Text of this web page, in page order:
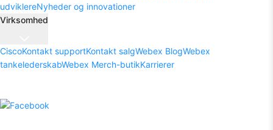
udviklereNyheder og innovationer
Virksomhed
CiscoKontakt supportKontakt salgWebex BlogWebex
tankelederskabWebex Merch-butikKarrierer